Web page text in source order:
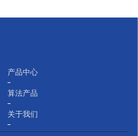
产品中心
算法产品
关于我们